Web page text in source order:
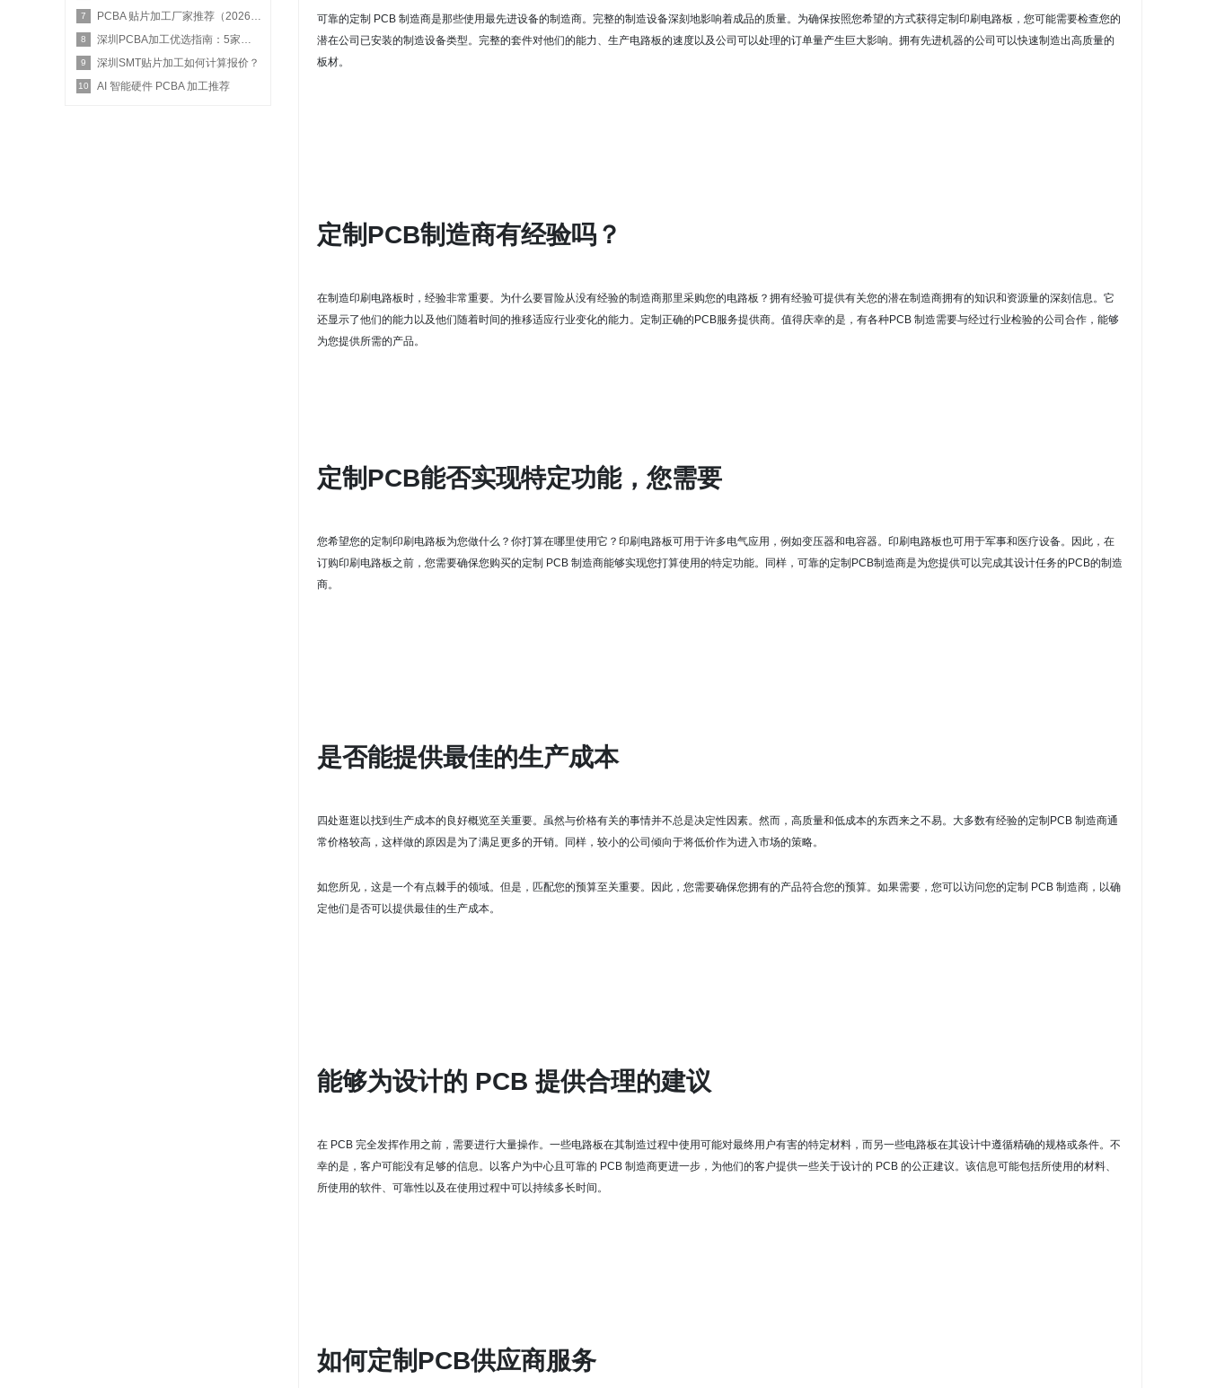
可靠的定制 PCB 制造商是那些使用最先进设备的制造商。 完整的制造设备深刻地影响着成品的质量。 为确保按照您希望的方式获得定制印刷电路板，您可能需要检查您的
潜在公司已安装的制造设备类型。 完整的套件对他们的能力、生产电路板的速度以及公司可以处理的订单量产生 巨大影响。 拥有先进机器的公司可以快速制造出高质量的
板材。
定制PCB制造商有经验吗？
在制造印刷 电路板时，经验非常重要。 为什么要冒险从没有经验的制造商那里采购您的电路板？ 拥有经验可提供有关您的潜在制造商拥有的知识和资源量的深刻信息。 它
还显示了他们的能力以及他们随着时间的推移适应行业变化的能力。 定制 正确的PCB服务提供商。 值得庆幸的是，有各种PCB 制造需要与经过行业检验的公司合作，能够
为您提供所需的产品。
定制PCB能否实现特定功能，您需要
您希望您的定制印刷电路板为您做什么？ 你打算在哪里使用它？ 印刷电路板可用于许多电气应用，例如变压器和电容器。 印刷电路板也可用于军事和医疗设备。
因此，在
订购印刷电路板之前，您需要确保您购买的定制 PCB 制造商能够实现您打算使用的特定功能。
同样，可靠的定制PCB制造商是为您提供可以完成其设计任务的PCB的制造
商。
是否能提供最佳的生产成本
四处逛逛以找到生产成本的良好概览至关重要。 虽然与价格有关的事情并不总是决定性因素。 然而，高质量和低成本的东西来之不易。 大多数有经验的定制 PCB 制造商通
常价格较高，这样做的原因是为了满足更多的开销。
同样，较小的公司倾向于将低价作为进入市场的策略。
如您所见，这是一个有点棘手的领域。 但是，匹配您的预算至关重要。 因此，您需要确保您拥有的产品符合您的预算。 如果需要，您可以访问您的定制 PCB 制造商，以确
定他们是否可以提供最佳的生产成本。
能够为设计的 PCB 提供合理的建议
在 PCB 完全发挥作用之前，需要进行大量操作。 一些电路板在其制造过程中使用可能对最终用户有害的特定材料，而另一些电路板在其设计中遵循精确的规格或条件。 不
幸的是，客户可能没有足够的信息。
以客户为中心且可靠的 PCB 制造商更进一步，为他们的客户提供一些关于设计的 PCB 的公正建议。 该信息可能包括所使用的材料、
所使用的软件、可靠性以及在使用过程中可以持续多长时间。
如何定制PCB供应商服务
7 PCBA 贴片加工厂家推荐（2026 权威指南）
8 深圳PCBA加工优选指南：5家具备IATF 16949资质的源头工厂深度盘点
9 深圳SMT贴片加工如何计算报价？
10 AI 智能硬件 PCBA 加工推荐